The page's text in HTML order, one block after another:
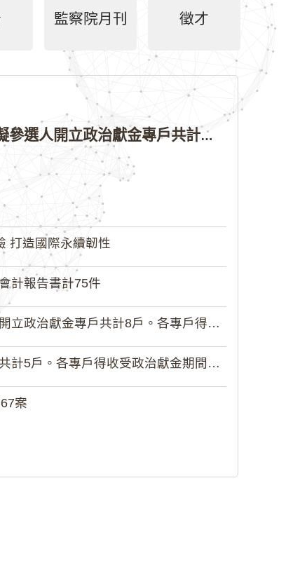
監察院月刊 徵才
公告本院許可115年縣（市）長、直轄市議員、縣（市）議員擬參選人開立政治獻金專戶共計4戶。各專戶得收受政治獻金期間為自專戶許可設立日起至115年11月27日止，專戶名冊詳如附件。
打造國際永續韌性
計報告書計75件
治獻金專戶共計8戶。各專戶得收受...
。各專戶得收受政治獻金期間為自...
案